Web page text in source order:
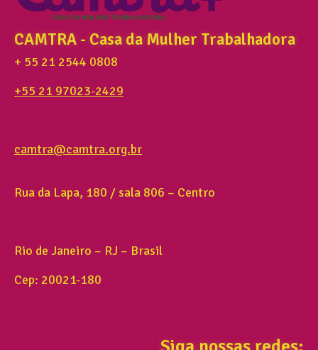
CAMTRA - Casa da Mulher Trabalhadora
+ 55 21 2544 0808
+55 21 97023-2429
camtra@camtra.org.br
Rua da Lapa, 180 / sala 806 – Centro
Rio de Janeiro – RJ – Brasil
Cep: 20021-180